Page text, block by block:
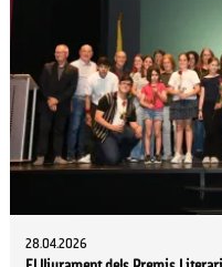
28.04.2026